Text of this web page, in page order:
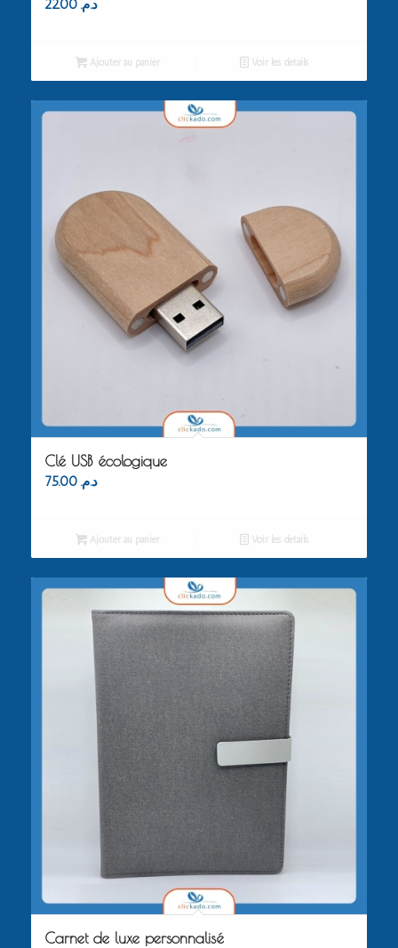
د.م. 22.00
Ajouter au panier Voir les détails
Clé USB écologique
د.م. 75.00
Ajouter au panier Voir les détails
Carnet de luxe personnalisé